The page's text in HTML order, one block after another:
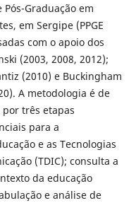
Graduação em
em Sergipe (PPGE
com o apoio dos
(2003, 2008, 2012);
(2010) e Buckingham
A metodologia é de
três etapas
para a
e as Tecnologias
(TDIC); consulta a
da educação
e análise de